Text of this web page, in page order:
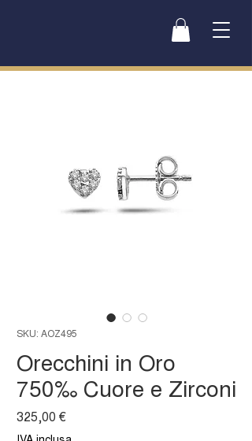
SKU: AOZ495
Orecchini in Oro
750‰ Cuore e Zirconi
325,00 €Prezzo